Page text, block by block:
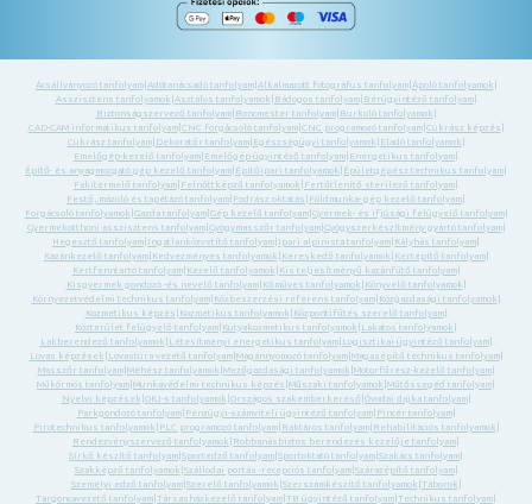
Ácsállványozó tanfolyam| Adótanácsadó tanfolyam| Alkalmazott fotográfus tanfolyam| Ápoló tanfolyamok
Asszisztens tanfolyamok Asztalos tanfolyamok Bádogos tanfolyam| Bérügyintéző tanfolyam|
Biztonságszervező tanfolyam| Boncmester tanfolyam| Burkoló tanfolyamok
CAD-CAM informatikus tanfolyam| CNC forgácsoló tanfolyam| CNC programozó tanfolyam| Cukrász képzés
Cukrász tanfolyam| Dekoratőr tanfolyam| Egészségügyi tanfolyamok Eladó tanfolyamok
Emelőgép-kezelő tanfolyam Emelőgép-ügyintéző tanfolyam Energetikus tanfolyam
Építő- és anyagmozgató gép kezelő tanfolyam Építőipari tanfolyamok Épületgépész technikus tanfolyam
Fakitermelő tanfolyam Felnőttképző tanfolyamok Fertőtlenítő sterilező tanfolyam
Festő, mázoló és tapétázó tanfolyam Fodrász oktatás Földmunka- gép kezelő tanfolyam
Forgácsoló tanfolyamok Gazda tanfolyam| Gép kezelő tanfolyam| Gyermek- és ifjúsági felügyelő tanfolyam|
Gyermekotthoni asszisztens tanfolyam| Gyógymasszőr tanfolyam| Gyógyszerkészítmény gyártó tanfolyam|
Hegesztő tanfolyam Ingatlanközvetítő tanfolyam Ipari alpinista tanfolyam Kályhás tanfolyam
Kazánkezelő tanfolyam| Kedvezményes tanfolyamok Kereskedő tanfolyamok Kertépítő tanfolyam|
Kertfenntartó tanfolyam| Kezelő tanfolyamok Kis teljesítményű kazánfűtő tanfolyam|
Kisgyermek gondozó -és nevelő tanfolyam| Kőműves tanfolyamok Könyvelő tanfolyamok
Környezetvédelmi technikus tanfolyam| Közbeszerzési referens tanfolyam| Közgazdasági tanfolyamok
Kozmetikus képzés Kozmetikus tanfolyamok Központifűtés szerelő tanfolyam|
Közterület felügyelő tanfolyam Kutyakozmetikus tanfolyamok Lakatos tanfolyamok
Lakberendező tanfolyamok Létesítményi energetikus tanfolyam| Logisztikai ügyintéző tanfolyam|
Lovas képzések Lovastúra vezető tanfolyam| Magánnyomozó tanfolyam| Magasépítő technikus tanfolyam|
Masszőr tanfolyam| Méhész tanfolyamok Mezőgazdasági tanfolyamok Motorfűrész-kezelő tanfolyam|
Műkörmös tanfolyam Munkavédelmi technikus képzés Műszaki tanfolyamok Műtőssegéd tanfolyam
Nyelvi képzések OKJ-s tanfolyamok Országos szakemberkereső Óvodai dajka tanfolyam|
Parkgondozó tanfolyam| Pénzügyi-számviteli ügyintéző tanfolyam| Pincér tanfolyam|
Pirotechnikus tanfolyamok PLC programozó tanfolyam| Raktáros tanfolyam| Rehabilitációs tanfolyamok
Rendezvényszervező tanfolyamok Robbanásbiztos berendezés kezelője tanfolyam
Sírkő készítő tanfolyam Sportedző tanfolyam Sportoktató tanfolyam Szakács tanfolyam
Szakképző tanfolyamok Szállodai portás -recepciós tanfolyam| Szárazépítő tanfolyam|
Személyi edző tanfolyam| Szerelő tanfolyamok Szerszámkészítő tanfolyamok Táborok
Targoncavezető tanfolyam Társasházkezelő tanfolyam TB ügyintéző tanfolyam Technikus tanfolyam